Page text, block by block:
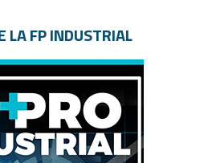
LA FP INDUSTRIAL